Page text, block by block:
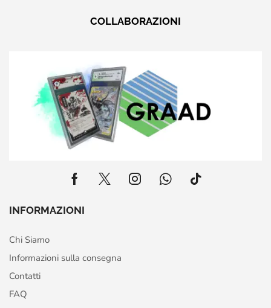
COLLABORAZIONI
INFORMAZIONI
Chi Siamo
Informazioni sulla consegna
Contatti
FAQ